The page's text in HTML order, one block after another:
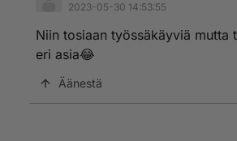
2023-05-30 14:53:55
Niin tosiaan työssäkäyviä mutta
eri asia😂
Äänestä